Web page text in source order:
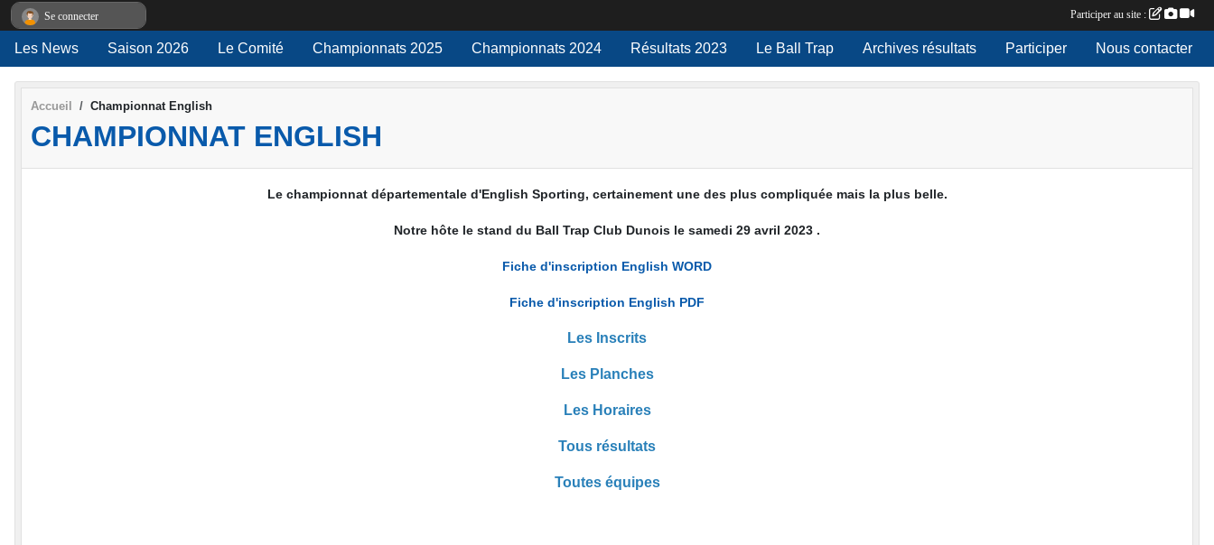
Les News Saison 2026 Le Comité Championnats 2025 Championnats 2024 Résultats 2023 Le Ball Trap Archives résultats Participer Nous contacter
Accueil Championnat English
CHAMPIONNAT ENGLISH
Le championnat départementale d'English Sporting, certainement une des plus compliquée mais la plus belle.
Notre hôte le stand du Ball Trap Club Dunois le samedi 29 avril 2023 .
Fiche d'inscription English WORD
Fiche d'inscription English PDF
Les Inscrits
Les Planches
Les Horaires
Tous résultats
Toutes équipes
Se connecter Participer au site :
Panneau de gestion des cookies